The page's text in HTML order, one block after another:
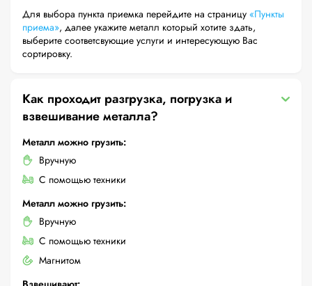
Для выбора пункта приемка перейдите на страницу «Пункты
приема», далее укажите металл который хотите здать,
выберите соответсвующие услуги и интересующую Вас
сортировку.
Как проходит разгрузка, погрузка и
взвешивание металла?
Металл можно грузить:
Вручную
С помощью техники
Металл можно грузить:
Вручную
С помощью техники
Магнитом